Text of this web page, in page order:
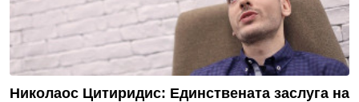
Николаос Цитиридис: Единствената заслуга на